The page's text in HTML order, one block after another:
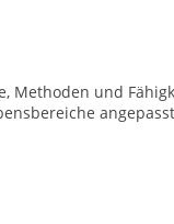
Methoden und